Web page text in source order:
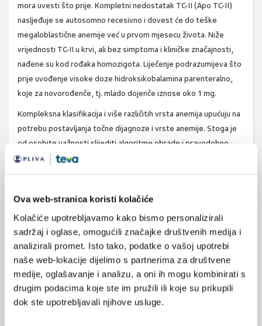
Ova web-stranica koristi kolačiće
Kolačiće upotrebljavamo kako bismo personalizirali
sadržaj i oglase, omogućili značajke društvenih medija i
analizirali promet. Isto tako, podatke o vašoj upotrebi
naše web-lokacije dijelimo s partnerima za društvene
medije, oglašavanje i analizu, a oni ih mogu kombinirati s
drugim podacima koje ste im pružili ili koje su prikupili
dok ste upotrebljavali njihove usluge.
mora uvesti što prije. Kompletni nedostatak TC-II (Apo TC-II)
nasljeđuje se autosomno recesivno i dovest će do teške
megaloblastične anemije već u prvom mjesecu života. Niže
vrijednosti TC-II u krvi, ali bez simptoma i kliničke značajnosti,
nađene su kod rođaka homozigota. Liječenje podrazumijeva što
prije uvođenje visoke doze hidroksikobalamina parenteralno,
koje za novorođenče, tj. mlado dojenče iznose oko 1 mg.
Kompleksna klasifikacija i više različitih vrsta anemija upućuju na
potrebu postavljanja točne dijagnoze i vrste anemije. Stoga je
od osobite važnosti slijediti algoritme obrade i pravodobno
uvesti ciljanu terapiju koja može biti od vitalnog značaja.
Predavanje održano na stručno-znanstvenom skupu inPharma
Majka i dijete 2017.
www.vitamini.hr